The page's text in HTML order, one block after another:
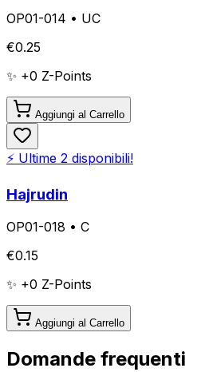
OP01-014 • UC
€0.25
✨ +0 Z-Points
Aggiungi al Carrello
⚡ Ultime 2 disponibili!
Hajrudin
OP01-018 • C
€0.15
✨ +0 Z-Points
Aggiungi al Carrello
Domande frequenti